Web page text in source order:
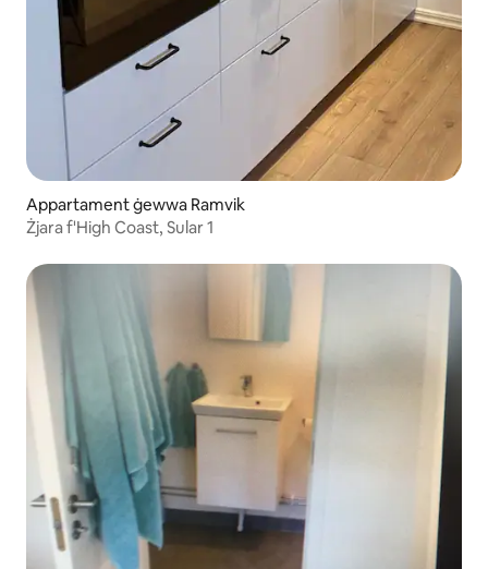
Appartament ġewwa Ramvik
Żjara f'High Coast, Sular 1